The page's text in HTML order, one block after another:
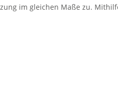
im gleichen Maße zu.